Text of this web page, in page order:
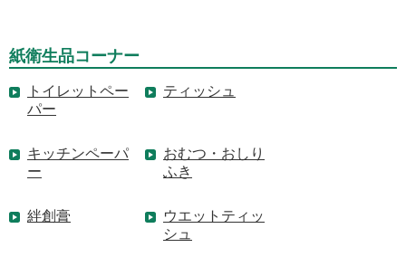
紙衛生品コーナー
トイレットペー
パー
ティッシュ
キッチンペーパ
ー
おむつ・おしり
ふき
絆創膏
ウエットティッ
シュ